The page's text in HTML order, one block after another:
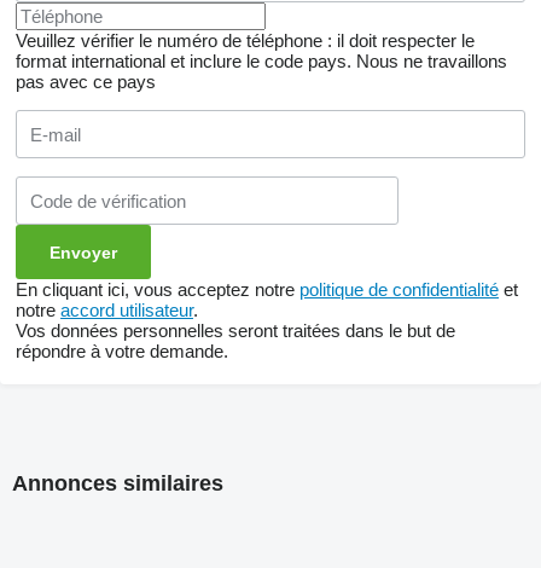
Veuillez vérifier le numéro de téléphone : il doit respecter le
format international et inclure le code pays. Nous ne travaillons
pas avec ce pays
En cliquant ici, vous acceptez notre politique de confidentialité et
notre accord utilisateur.
Vos données personnelles seront traitées dans le but de
répondre à votre demande.
Annonces similaires